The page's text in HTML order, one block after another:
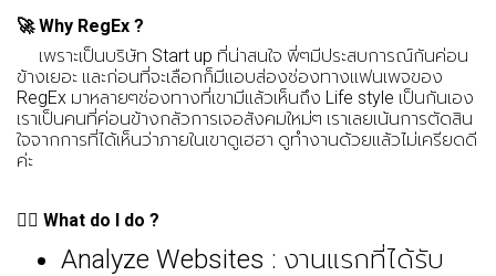
🚀 Why RegEx ?
เพราะเป็นบริษัท Start up ที่น่าสนใจ พี่ๆมีประสบการณ์กันค่อน
ข้างเยอะ และก่อนที่จะเลือกก็มีแอบส่องช่องทางแฟนเพจของ
RegEx มาหลายๆช่องทางที่เขามีแล้วเห็นถึง Life style เป็นกันเอง
เราเป็นคนที่ค่อนข้างกลัวการเจอสังคมใหม่ๆ เราเลยเน้นการตัดสิน
ใจจากการที่ได้เห็นว่าภายในเขาดูเฮฮา ดูทำงานด้วยแล้วไม่เครียดดี
ค่ะ
✍🏻 What do I do ?
Analyze Websites : งานแรกที่ได้รับ